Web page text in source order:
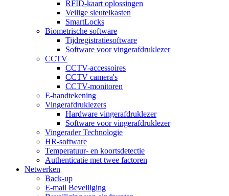
RFID-kaart oplossingen
Veilige sleutelkasten
SmartLocks
Biometrische software
Tijdregistratiesoftware
Software voor vingerafdruklezer
CCTV
CCTV-accessoires
CCTV camera's
CCTV-monitoren
E-handtekening
Vingerafdruklezers
Hardware vingerafdruklezer
Software voor vingerafdruklezer
Vingerader Technologie
HR-software
Temperatuur- en koortsdetectie
Authenticatie met twee factoren
Netwerken
Back-up
E-mail Beveiliging